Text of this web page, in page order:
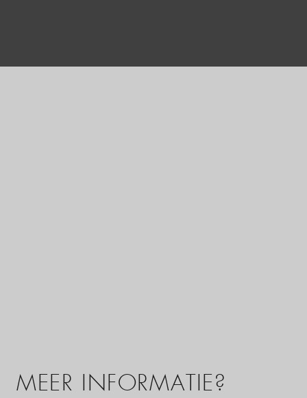
MEER INFORMATIE?